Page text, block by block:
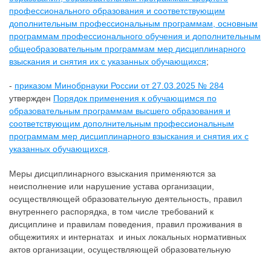
профессионального образования и соответствующим
дополнительным профессиональным программам, основным
программам профессионального обучения и дополнительным
общеобразовательным программам мер дисциплинарного
взыскания и снятия их с указанных обучающихся;
- приказом Минобрнауки России от 27.03.2025 № 284
утвержден Порядок применения к обучающимся по
образовательным программам высшего образования и
соответствующим дополнительным профессиональным
программам мер дисциплинарного взыскания и снятия их с
указанных обучающихся
Меры дисциплинарного взыскания применяются за
неисполнение или нарушение устава организации,
осуществляющей образовательную деятельность, правил
внутреннего распорядка, в том числе требований к
дисциплине и правилам поведения, правил проживания в
общежитиях и интернатах и иных локальных нормативных
актов организации, осуществляющей образовательную